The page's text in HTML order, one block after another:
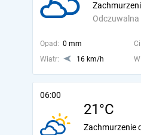
Odczuwalna
Opad: 0 mm
Wiatr:
16 km/h
06:00
21°C
Zachmurzenie